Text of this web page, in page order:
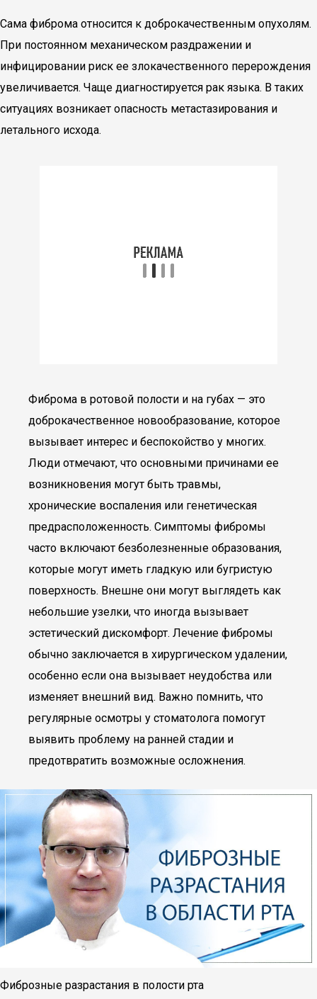
Сама фиброма относится к доброкачественным опухолям.
При постоянном механическом раздражении и
инфицировании риск ее злокачественного перерождения
увеличивается. Чаще диагностируется рак языка. В таких
ситуациях возникает опасность метастазирования и
летального исхода.
Фиброма в ротовой полости и на губах — это
доброкачественное новообразование, которое
вызывает интерес и беспокойство у многих.
Люди отмечают, что основными причинами ее
возникновения могут быть травмы,
хронические воспаления или генетическая
предрасположенность. Симптомы фибромы
часто включают безболезненные образования,
которые могут иметь гладкую или бугристую
поверхность. Внешне они могут выглядеть как
небольшие узелки, что иногда вызывает
эстетический дискомфорт. Лечение фибромы
обычно заключается в хирургическом удалении,
особенно если она вызывает неудобства или
изменяет внешний вид. Важно помнить, что
регулярные осмотры у стоматолога помогут
выявить проблему на ранней стадии и
предотвратить возможные осложнения.
Фиброзные разрастания в полости рта